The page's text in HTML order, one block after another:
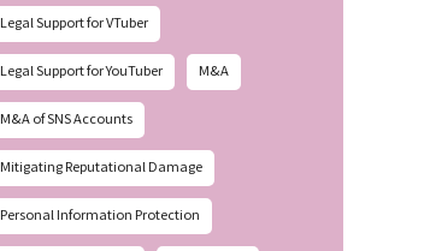
Legal Support for VTuber
Legal Support for YouTuber M&A
M&A of SNS Accounts
Mitigating Reputational Damage
Personal Information Protection